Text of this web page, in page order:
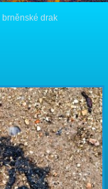
brněnské drak